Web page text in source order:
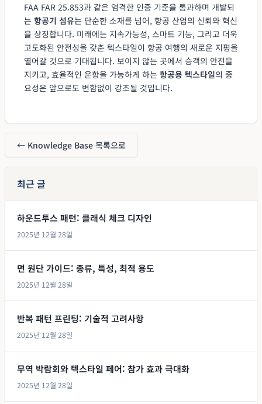
FAA FAR 25.853과 같은 엄격한 인증 기준을 통과하며 개발되
는 항공기 섬유는 단순한 소재를 넘어, 항공 산업의 신뢰와 혁신
을 상징합니다. 미래에는 지속가능성, 스마트 기능, 그리고 더욱
고도화된 안전성을 갖춘 텍스타일이 항공 여행의 새로운 지평을
열어갈 것으로 기대됩니다. 보이지 않는 곳에서 승객의 안전을
지키고, 효율적인 운항을 가능하게 하는 항공용 텍스타일의 중
요성은 앞으로도 변함없이 강조될 것입니다.
← Knowledge Base 목록으로
최근 글
하운드투스 패턴: 클래식 체크 디자인
2025년 12월 28일
면 원단 가이드: 종류, 특성, 최적 용도
2025년 12월 28일
반복 패턴 프린팅: 기술적 고려사항
2025년 12월 28일
무역 박람회와 텍스타일 페어: 참가 효과 극대화
2025년 12월 28일